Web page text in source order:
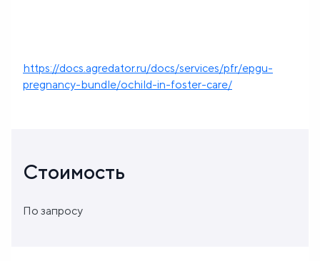
https://docs.agredator.ru/docs/services/pfr/epgu-
pregnancy-bundle/ochild-in-foster-care/
Стоимость
По запросу